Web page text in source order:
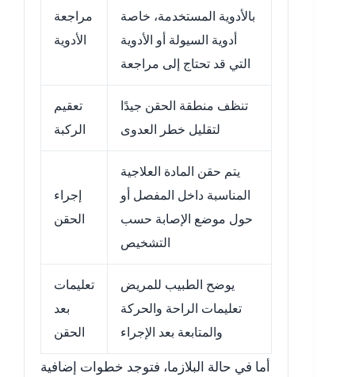
مراجعة
الأدوية
بالأدوية المستخدمة، خاصة
أدوية السيولة أو الأدوية
التي قد تحتاج إلى مراجعة
تعقيم
الركبة
تنظف منطقة الحقن جيدًا
لتقليل خطر العدوى
إجراء
الحقن
يتم حقن المادة العلاجية
المناسبة داخل المفصل أو
حول موضع الإصابة حسب
التشخيص
تعليمات
بعد
الحقن
يوضح الطبيب للمريض
تعليمات الراحة والحركة
والمتابعة بعد الإجراء
أما في حالة البلازما، فتوجد خطوات إضافية